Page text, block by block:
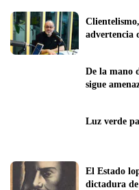
advertencia
De la mano
sigue
Luz verde
El Estado
dictadura